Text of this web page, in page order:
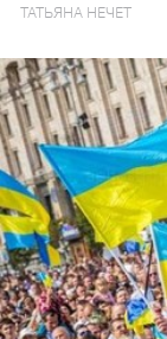
ТАТЬЯНА НЕЧЕТ